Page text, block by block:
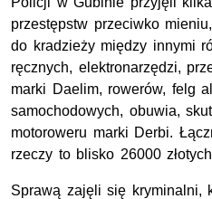
przestępstw przeciwko
do kradzieży między innymi
ręcznych, elektronarzędzi,
marki Daelim, rowerów, felg
samochodowych, obuwia,
motoroweru marki Derbi.
rzeczy to blisko 26000
Sprawą zajęli się kryminalni,